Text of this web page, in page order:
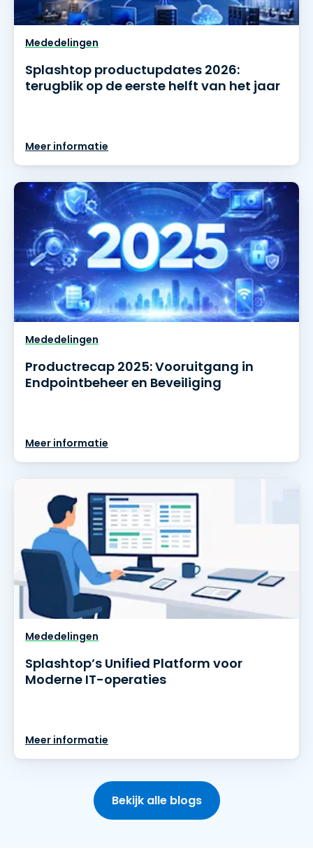
Mededelingen
Splashtop productupdates 2026:
terugblik op de eerste helft van het jaar
Meer informatie
Mededelingen
Productrecap 2025: Vooruitgang in
Endpointbeheer en Beveiliging
Meer informatie
Mededelingen
Splashtop’s Unified Platform voor
Moderne IT-operaties
Meer informatie
Bekijk alle blogs